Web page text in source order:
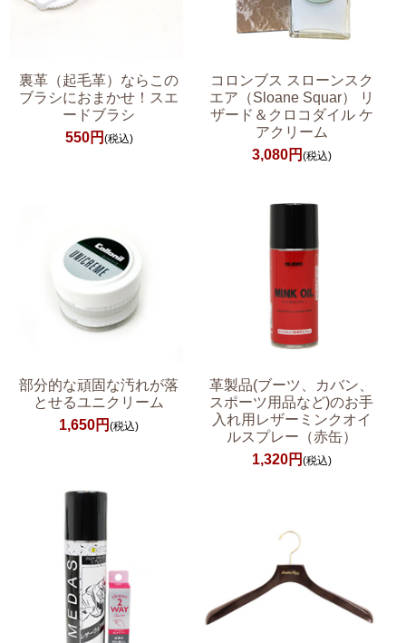
裏革（起毛革）ならこの
ブラシにおまかせ！スエ
ードブラシ
550円 (税込)
コロンブス スローンスク
エア（Sloane Squar） リ
ザード＆クロコダイル ケ
アクリーム
3,080円 (税込)
部分的な頑固な汚れが落
とせるユニクリーム
1,650円(税込)
革製品(ブーツ、カバン、
スポーツ用品など)のお手
入れ用レザーミンクオイ
ルスプレー（赤缶）
1,320円 (税込)